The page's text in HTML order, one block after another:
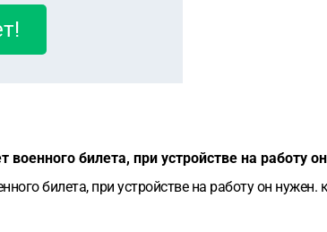
билета, при устройстве на работу
билета, при устройстве на работу он нужен.